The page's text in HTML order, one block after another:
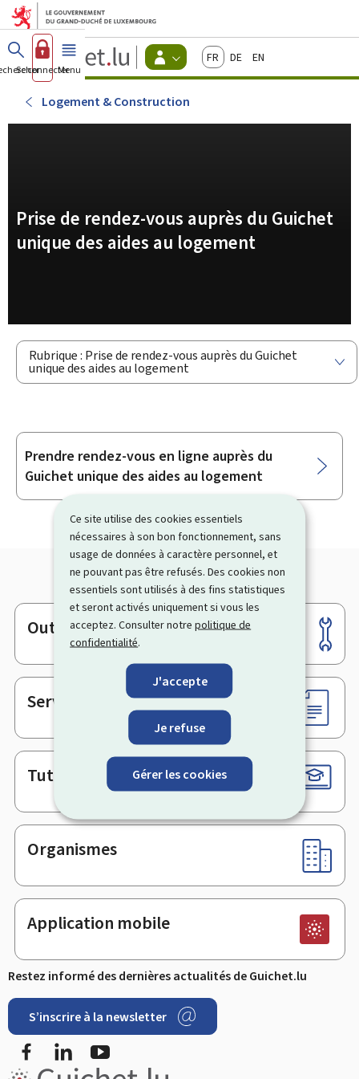
Ce site utilise des cookies essentiels
nécessaires à son bon fonctionnement, sans
usage de données à caractère personnel, et
ne pouvant pas être refusés. Des cookies non
essentiels sont utilisés à des fins statistiques
et seront activés uniquement si vous les
acceptez. Consulter notrepolitique de
confidentialité.
J'accepte
Je refuse
Gérer les cookies
Aller au menu principal
Aller au contenu
Guichet.lu
Changer
d'espace
-
Menu
citoyens
FrançaisDeutschEnglish
Se connecterMenu principal
Logement & Construction
Prise de rendez-vous auprès du Guichet
unique des aides au logement
Rubrique : Prise de rendez-vous auprès du Guichet
unique des aides au logement
Sous-
rubriques
Prendre rendez-vous en ligne auprès du
Guichet unique des aides au logement
Pied
de
page
Outils
Services en ligne & Formulaires
Tutoriels
Organismes
Application mobile
Restez informé des dernières actualités de Guichet.lu
S’inscrire à la newsletter
FacebookLinkedIn